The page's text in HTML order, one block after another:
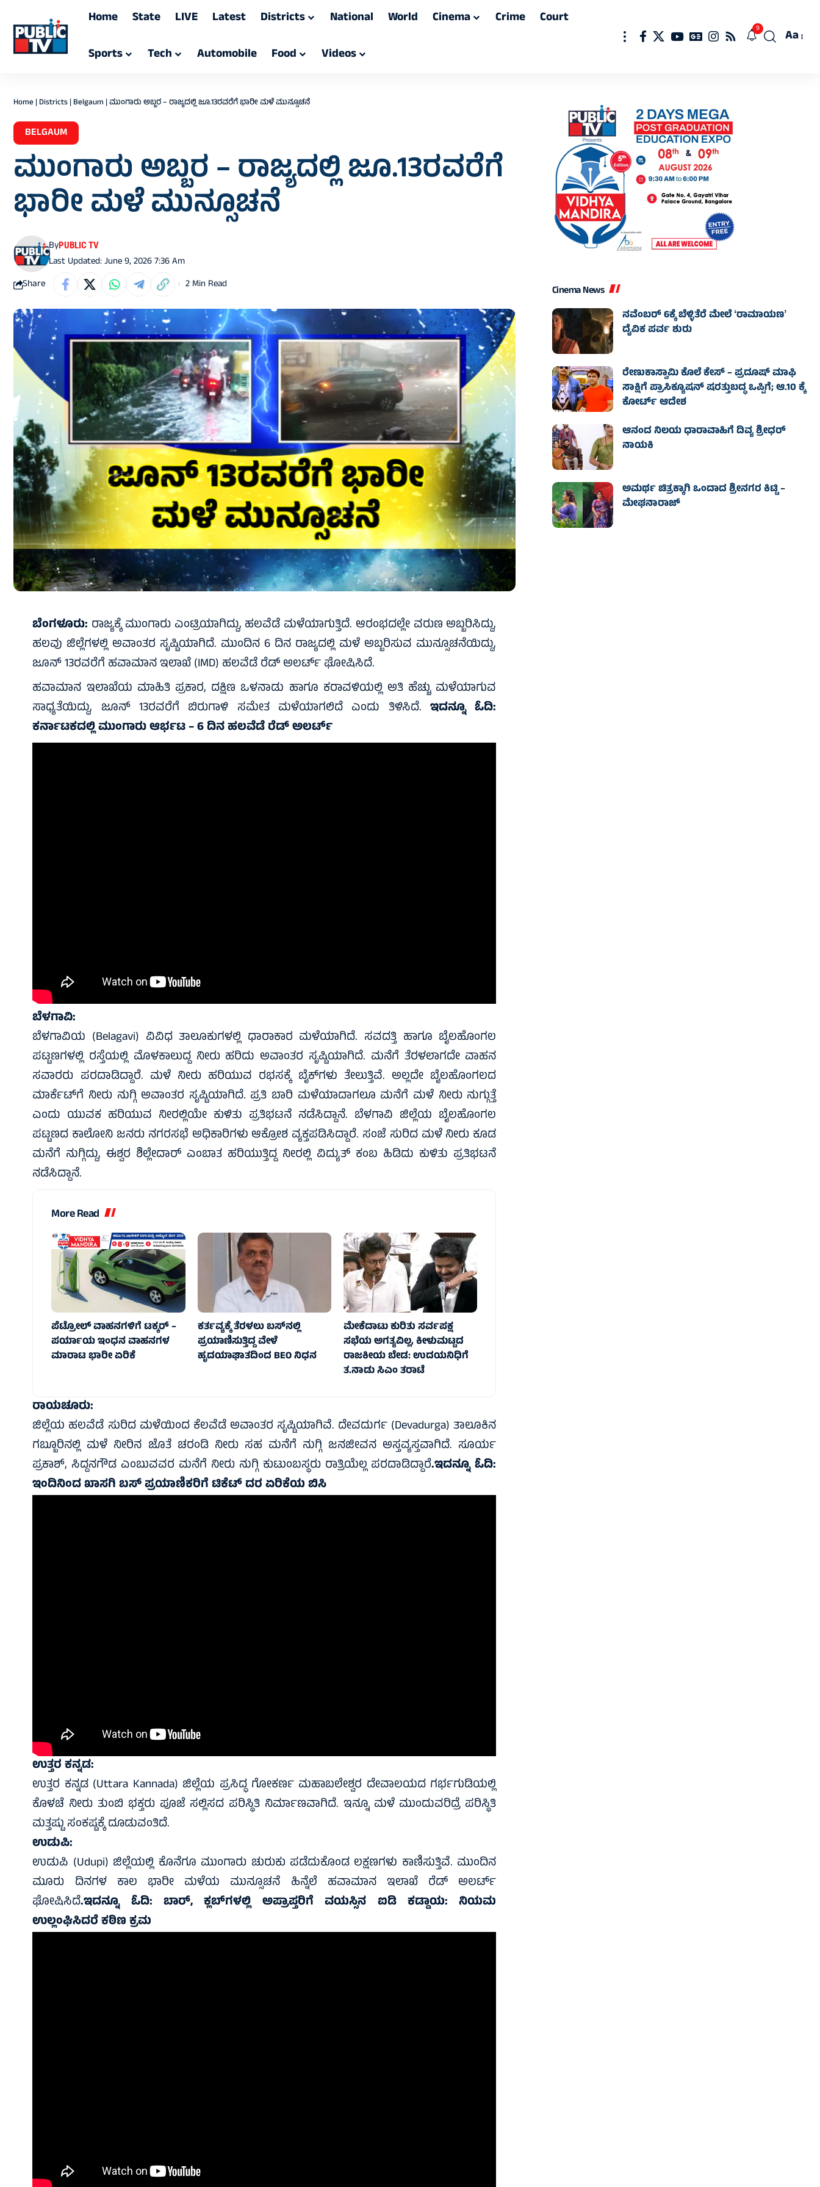
Home State LIVE Latest Districts National World Cinema Crime
Court
Sports
Tech Automobile Food Videos
9
Font
Aa
Home |Districts|Belgaum |ಮುಂಗಾರು ಅಬ್ಬರ – ರಾಜ್ಯದಲ್ಲಿ ಜೂ.13ರವರೆಗೆ ಭಾರೀ ಮಳೆ ಮುನ್ಸೂಚನೆ
BELGAUM
ಮುಂಗಾರು ಅಬ್ಬರ – ರಾಜ್ಯದಲ್ಲಿ ಜೂ.13ರವರೆಗೆ
ಭಾರೀ ಮಳೆ ಮುನ್ಸೂಚನೆ
Last Updated: June 9, 2026 7:36 Am
ByPUBLIC TV
Share 2 Min Read
ಬೆಂಗಳೂರು: ರಾಜ್ಯಕ್ಕೆ ಮುಂಗಾರು ಎಂಟ್ರಿಯಾಗಿದ್ದು, ಹಲವೆಡೆ ಮಳೆಯಾಗುತ್ತಿದೆ. ಆರಂಭದಲ್ಲೇ ವರುಣ ಅಬ್ಬರಿಸಿದ್ದು,
ಹಲವು ಜಿಲ್ಲೆಗಳಲ್ಲಿ ಅವಾಂತರ ಸೃಷ್ಟಿಯಾಗಿದೆ. ಮುಂದಿನ 6 ದಿನ ರಾಜ್ಯದಲ್ಲಿ ಮಳೆ ಅಬ್ಬರಿಸುವ ಮುನ್ಸೂಚನೆಯಿದ್ದು,
ಜೂನ್ 13ರವರೆಗೆ ಹವಾಮಾನ ಇಲಾಖೆ (IMD) ಹಲವೆಡೆ ರೆಡ್ ಅಲರ್ಟ್ ಘೋಷಿಸಿದೆ.
ಹವಾಮಾನ ಇಲಾಖೆಯ ಮಾಹಿತಿ ಪ್ರಕಾರ, ದಕ್ಷಿಣ ಒಳನಾಡು ಹಾಗೂ ಕರಾವಳಿಯಲ್ಲಿ ಅತಿ ಹೆಚ್ಚು ಮಳೆಯಾಗುವ
ಸಾಧ್ಯತೆಯಿದ್ದು, ಜೂನ್ 13ರವರೆಗೆ ಬಿರುಗಾಳಿ ಸಮೇತ ಮಳೆಯಾಗಲಿದೆ ಎಂದು ತಿಳಿಸಿದೆ. ಇದನ್ನೂ ಓದಿ:
ಕರ್ನಾಟಕದಲ್ಲಿ ಮುಂಗಾರು ಆರ್ಭಟ – 6 ದಿನ ಹಲವೆಡೆ ರೆಡ್ ಅಲರ್ಟ್
ಬೆಳಗಾವಿ:
ಬೆಳಗಾವಿಯ (Belagavi) ವಿವಿಧ ತಾಲೂಕುಗಳಲ್ಲಿ ಧಾರಾಕಾರ ಮಳೆಯಾಗಿದೆ. ಸವದತ್ತಿ ಹಾಗೂ ಬೈಲಹೊಂಗಲ
ಪಟ್ಟಣಗಳಲ್ಲಿ ರಸ್ತೆಯಲ್ಲಿ ಮೊಳಕಾಲುದ್ದ ನೀರು ಹರಿದು ಅವಾಂತರ ಸೃಷ್ಟಿಯಾಗಿದೆ. ಮನೆಗೆ ತೆರಳಲಾಗದೇ ವಾಹನ
ಸವಾರರು ಪರದಾಡಿದ್ದಾರೆ. ಮಳೆ ನೀರು ಹರಿಯುವ ರಭಸಕ್ಕೆ ಬೈಕ್‌ಗಳು ತೇಲುತ್ತಿವೆ. ಅಲ್ಲದೇ ಬೈಲಹೊಂಗಲದ
ಮಾರ್ಕೆಟ್‌ಗೆ ನೀರು ನುಗ್ಗಿ ಅವಾಂತರ ಸೃಷ್ಟಿಯಾಗಿದೆ. ಪ್ರತಿ ಬಾರಿ ಮಳೆಯಾದಾಗಲೂ ಮನೆಗೆ ಮಳೆ ನೀರು ನುಗ್ಗುತ್ತೆ
ಎಂದು ಯುವಕ ಹರಿಯುವ ನೀರಲ್ಲಿಯೇ ಕುಳಿತು ಪ್ರತಿಭಟನೆ ನಡೆಸಿದ್ದಾನೆ. ಬೆಳಗಾವಿ ಜಿಲ್ಲೆಯ ಬೈಲಹೊಂಗಲ
ಪಟ್ಟಣದ ಕಾಲೋನಿ ಜನರು ನಗರಸಭೆ ಅಧಿಕಾರಿಗಳು ಆಕ್ರೋಶ ವ್ಯಕ್ತಪಡಿಸಿದ್ದಾರೆ. ಸಂಜೆ ಸುರಿದ ಮಳೆ ನೀರು ಕೂಡ
ಮನೆಗೆ ನುಗ್ಗಿದ್ದು, ಈಶ್ವರ ಶಿಲ್ಲೇದಾರ್ ಎಂಬಾತ ಹರಿಯುತ್ತಿದ್ದ ನೀರಲ್ಲಿ ವಿದ್ಯುತ್ ಕಂಬ ಹಿಡಿದು ಕುಳಿತು ಪ್ರತಿಭಟನೆ
ನಡೆಸಿದ್ದಾನೆ.
More Read
ಪೆಟ್ರೋಲ್ ವಾಹನಗಳಿಗೆ ಟಕ್ಕರ್ –
ಪರ್ಯಾಯ ಇಂಧನ ವಾಹನಗಳ
ಮಾರಾಟ ಭಾರೀ ಏರಿಕೆ
ಕರ್ತವ್ಯಕ್ಕೆ ತೆರಳಲು ಬಸ್‌ನಲ್ಲಿ
ಪ್ರಯಾಣಿಸುತ್ತಿದ್ದ ವೇಳೆ
ಹೃದಯಾಘಾತದಿಂದ BEO ನಿಧನ
ಮೇಕೆದಾಟು ಕುರಿತು ಸರ್ವಪಕ್ಷ
ಸಭೆಯ ಅಗತ್ಯವಿಲ್ಲ, ಕೀಳುಮಟ್ಟದ
ರಾಜಕೀಯ ಬೇಡ: ಉದಯನಿಧಿಗೆ
ತ.ನಾಡು ಸಿಎಂ ತರಾಟೆ
ರಾಯಚೂರು:
ಜಿಲ್ಲೆಯ ಹಲವೆಡೆ ಸುರಿದ ಮಳೆಯಿಂದ ಕೆಲವೆಡೆ ಅವಾಂತರ ಸೃಷ್ಟಿಯಾಗಿವೆ. ದೇವದುರ್ಗ (Devadurga) ತಾಲೂಕಿನ
ಗಬ್ಬೂರಿನಲ್ಲಿ ಮಳೆ ನೀರಿನ ಜೊತೆ ಚರಂಡಿ ನೀರು ಸಹ ಮನೆಗೆ ನುಗ್ಗಿ ಜನಜೀವನ ಅಸ್ತವ್ಯಸ್ತವಾಗಿದೆ. ಸೂರ್ಯ
ಪ್ರಕಾಶ್, ಸಿದ್ದನಗೌಡ ಎಂಬುವವರ ಮನೆಗೆ ನೀರು ನುಗ್ಗಿ ಕುಟುಂಬಸ್ಥರು ರಾತ್ರಿಯೆಲ್ಲ ಪರದಾಡಿದ್ದಾರೆ.ಇದನ್ನೂ ಓದಿ:
ಇಂದಿನಿಂದ ಖಾಸಗಿ ಬಸ್ ಪ್ರಯಾಣಿಕರಿಗೆ ಟಿಕೆಟ್‌ ದರ ಏರಿಕೆಯ ಬಿಸಿ
ಉತ್ತರ ಕನ್ನಡ:
ಉತ್ತರ ಕನ್ನಡ (Uttara Kannada) ಜಿಲ್ಲೆಯ ಪ್ರಸಿದ್ಧ ಗೋಕರ್ಣ ಮಹಾಬಲೇಶ್ವರ ದೇವಾಲಯದ ಗರ್ಭಗುಡಿಯಲ್ಲಿ
ಕೊಳಚೆ ನೀರು ತುಂಬಿ ಭಕ್ತರು ಪೂಜೆ ಸಲ್ಲಿಸದ ಪರಿಸ್ಥಿತಿ ನಿರ್ಮಾಣವಾಗಿದೆ. ಇನ್ನೂ ಮಳೆ ಮುಂದುವರಿದ್ರೆ ಪರಿಸ್ಥಿತಿ
ಮತ್ತಷ್ಟು ಸಂಕಷ್ಟಕ್ಕೆ ದೂಡುವಂತಿದೆ.
ಉಡುಪಿ:
ಉಡುಪಿ (Udupi) ಜಿಲ್ಲೆಯಲ್ಲಿ ಕೊನೆಗೂ ಮುಂಗಾರು ಚುರುಕು ಪಡೆದುಕೊಂಡ ಲಕ್ಷಣಗಳು ಕಾಣಿಸುತ್ತಿವೆ. ಮುಂದಿನ
ಮೂರು ದಿನಗಳ ಕಾಲ ಭಾರೀ ಮಳೆಯ ಮುನ್ಸೂಚನೆ ಹಿನ್ನೆಲೆ ಹವಾಮಾನ ಇಲಾಖೆ ರೆಡ್ ಅಲರ್ಟ್
ಘೋಷಿಸಿದೆ.ಇದನ್ನೂ ಓದಿ:ಬಾರ್, ಕ್ಲಬ್‌ಗಳಲ್ಲಿ ಅಪ್ರಾಪ್ತರಿಗೆ ವಯಸ್ಸಿನ ಐಡಿ ಕಡ್ಡಾಯ: ನಿಯಮ
ಉಲ್ಲಂಘಿಸಿದರೆ ಕಠಿಣ ಕ್ರಮ
Cinema News
ನವೆಂಬರ್ 6ಕ್ಕೆ ಬೆಳ್ಳಿತೆರೆ ಮೇಲೆ ʻರಾಮಾಯಣʼ
ದೈವಿಕ ಪರ್ವ ಶುರು
ರೇಣುಕಾಸ್ವಾಮಿ ಕೊಲೆ ಕೇಸ್‌ – ಪ್ರದೂಷ್‌ ಮಾಫಿ
ಸಾಕ್ಷಿಗೆ ಪ್ರಾಸಿಕ್ಯೂಷನ್ ಷರತ್ತುಬದ್ಧ ಒಪ್ಪಿಗೆ; ಆ.10 ಕ್ಕೆ
ಕೋರ್ಟ್ ಆದೇಶ
ಆನಂದ ನಿಲಯ ಧಾರಾವಾಹಿಗೆ ದಿವ್ಯ ಶ್ರೀಧರ್
ನಾಯಕಿ
ಅಮರ್ಥ ಚಿತ್ರಕ್ಕಾಗಿ ಒಂದಾದ ಶ್ರೀನಗರ ಕಿಟ್ಟಿ –
ಮೇಘನಾರಾಜ್